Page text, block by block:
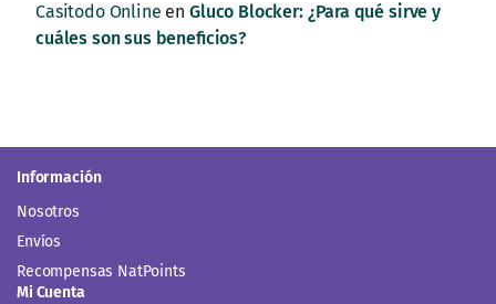
Casitodo Online en Gluco Blocker: ¿Para qué sirve y
cuáles son sus beneficios?
Información
Nosotros
Envíos
Recompensas NatPoints
Mi Cuenta